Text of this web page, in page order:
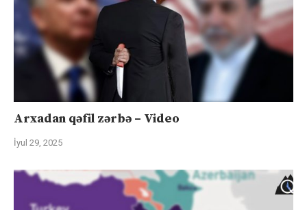
Arxadan qəfil zərbə – Video
İyul 29, 2025